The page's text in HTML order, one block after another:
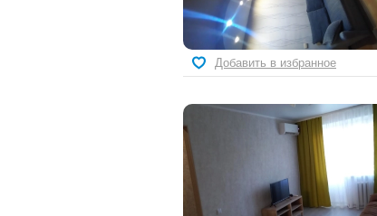
Добавить в избранное